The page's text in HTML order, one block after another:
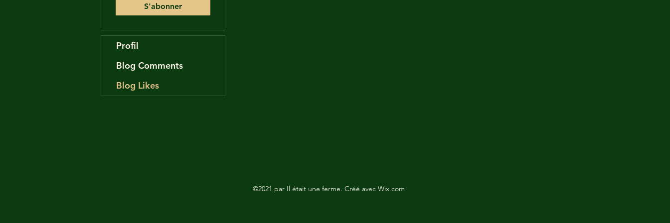
S'abonner
Profil
Blog Comments
Blog Likes
©2021 par Il était une ferme. Créé avec Wix.com